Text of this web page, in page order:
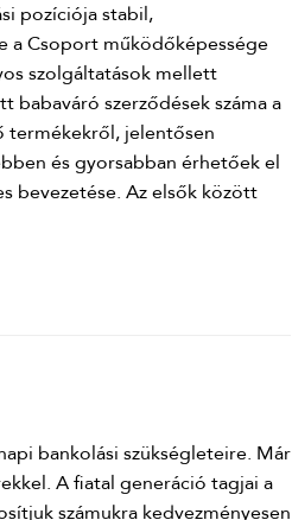
pozíciója stabil,
a Csoport működőképessége
szolgáltatások mellett
szerződések száma a
termékekről, jelentősen
és gyorsabban érhetőek el
bevezetése. Az elsők között
bankolási szükségleteire. Már
A fiatal generáció tagjai a
számukra kedvezményesen